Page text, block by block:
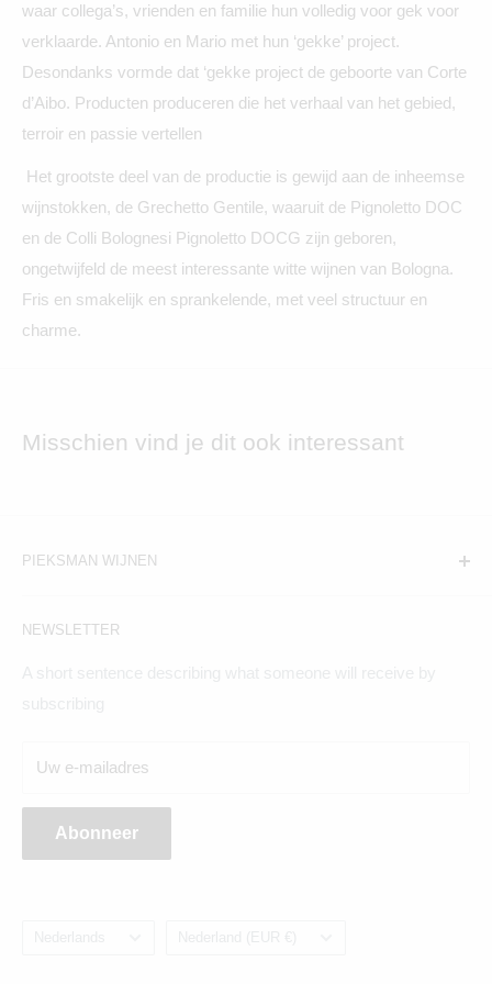
waar collega’s, vrienden en familie hun volledig voor gek voor
verklaarde. Antonio en Mario met hun ‘gekke’ project.
Desondanks vormde dat ‘gekke project de geboorte van Corte
d’Aibo. Producten produceren die het verhaal van het gebied,
terroir en passie vertellen
Het grootste deel van de productie is gewijd aan de inheemse
wijnstokken, de Grechetto Gentile, waaruit de Pignoletto DOC
en de Colli Bolognesi Pignoletto DOCG zijn geboren,
ongetwijfeld de meest interessante witte wijnen van Bologna.
Fris en smakelijk en sprankelende, met veel structuur en
charme.
Misschien vind je dit ook interessant
PIEKSMAN WIJNEN
Hogeweg 19, 1098BV
Ginnekenweg 354, 4835NM
NEWSLETTER
Uw e-mailadres
Abonneer